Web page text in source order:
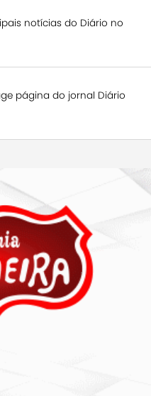
notícias do Diário no
página do jornal Diário